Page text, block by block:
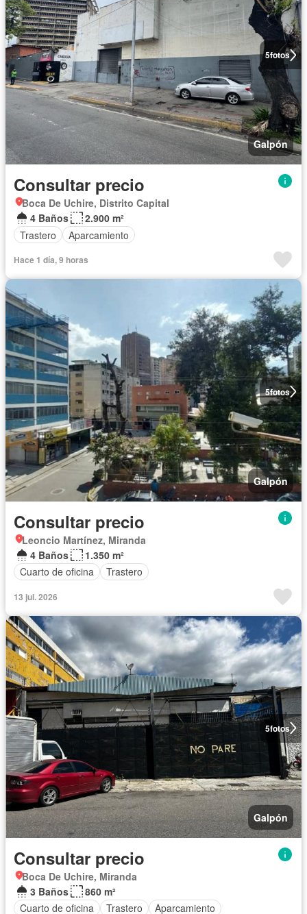
5fotos
Galpón
Consultar precio
Boca De Uchire, Distrito Capital
4 Baños
2.900 m²
Trastero
Aparcamiento
Hace 1 día, 9 horas
5fotos
Galpón
Consultar precio
Leoncio Martínez, Miranda
4 Baños
1.350 m²
Cuarto de oficina
Trastero
13 jul. 2026
5fotos
Galpón
Consultar precio
Boca De Uchire, Miranda
3 Baños
860 m²
Cuarto de oficina
Trastero Aparcamiento